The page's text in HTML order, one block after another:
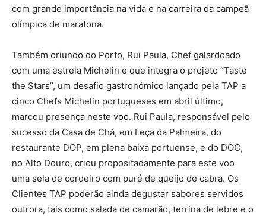
com grande importância na vida e na carreira da campeã
olímpica de maratona.
Também oriundo do Porto, Rui Paula, Chef galardoado
com uma estrela Michelin e que integra o projeto “Taste
the Stars”, um desafio gastronómico lançado pela TAP a
cinco Chefs Michelin portugueses em abril último,
marcou presença neste voo. Rui Paula, responsável pelo
sucesso da Casa de Chá, em Leça da Palmeira, do
restaurante DOP, em plena baixa portuense, e do DOC,
no Alto Douro, criou propositadamente para este voo
uma sela de cordeiro com puré de queijo de cabra. Os
Clientes TAP poderão ainda degustar sabores servidos
outrora, tais como salada de camarão, terrina de lebre e o